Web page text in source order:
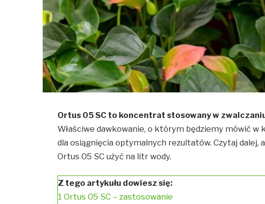
Ortus 05 SC to koncentrat stosowany w
Właściwe dawkowanie, o którym będziemy mówić
dla osiągnięcia optymalnych rezultatów. Czytaj dalej,
Ortus 05 SC użyć na litr wody.
Z tego artykułu dowiesz się:
1 Ortus 05 SC – zastosowanie